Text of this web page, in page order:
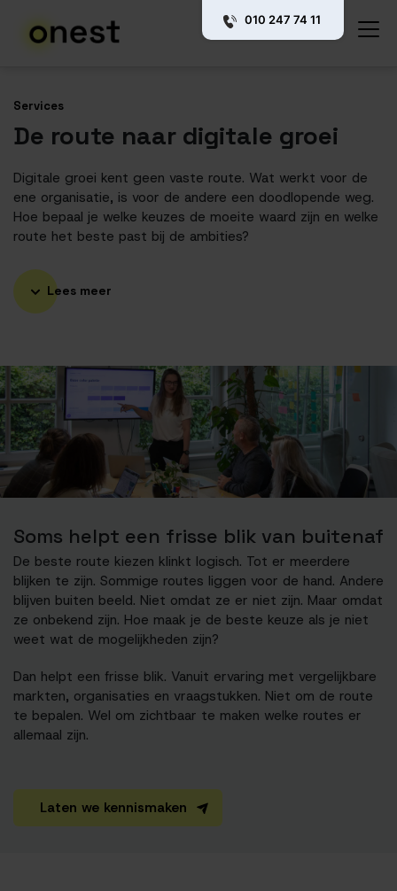
010 247 74 11
Services
De route naar digitale groei
Digitale groei kent geen vaste route. Wat werkt voor de
ene organisatie, is voor de andere een doodlopende weg.
Hoe bepaal je welke keuzes de moeite waard zijn en welke
route het beste past bij de ambities?
Lees meer
Soms helpt een frisse blik van buitenaf
De beste route kiezen klinkt logisch. Tot er meerdere
blijken te zijn. Sommige routes liggen voor de hand. Andere
blijven buiten beeld. Niet omdat ze er niet zijn. Maar omdat
ze onbekend zijn. Hoe maak je de beste keuze als je niet
weet wat de mogelijkheden zijn?
Dan helpt een frisse blik. Vanuit ervaring met vergelijkbare
markten, organisaties en vraagstukken. Niet om de route
te bepalen. Wel om zichtbaar te maken welke routes er
allemaal zijn.
Laten we kennismaken